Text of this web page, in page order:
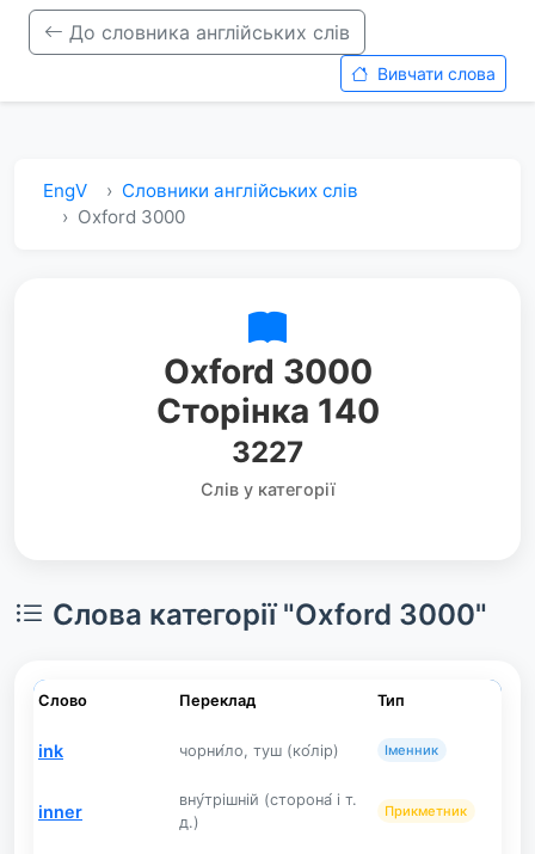
До словника англійських слів
Вивчати слова
EngV
Словники англійських слів
Oxford 3000
Oxford 3000
Сторінка 140
3227
Слів у категорії
Слова категорії "Oxford 3000"
Слово Переклад Тип
ink чорни́ло, туш (ко́лір) Іменник
inner
вну́трішній (сторона́ і т.
д.)
Прикметник